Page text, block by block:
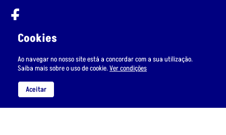
Subscreva a nossa newsletter
Cookies
Ao navegar no nosso site está a concordar com a sua utilização.
Saiba mais sobre o uso de cookie.Ver condições
Aceitar